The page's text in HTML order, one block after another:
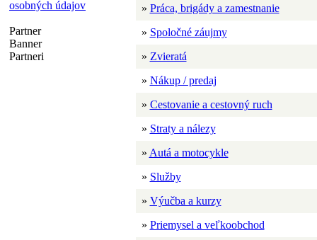
osobných údajov
Partner
Banner
Partneri
» Práca, brigády a zamestnanie
» Spoločné záujmy
» Zvieratá
» Nákup / predaj
» Cestovanie a cestovný ruch
» Straty a nálezy
» Autá a motocykle
» Služby
» Výučba a kurzy
» Priemysel a veľkoobchod